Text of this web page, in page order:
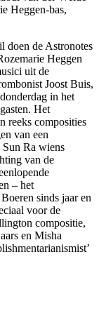
Heggen-bas,
doen de Astronotes
Heggen
uit de
Joost Buis,
in het
Het
reeks composities
van een
Ra wiens
van de
– het
sinds jaar en
voor de
compositie,
en Misha